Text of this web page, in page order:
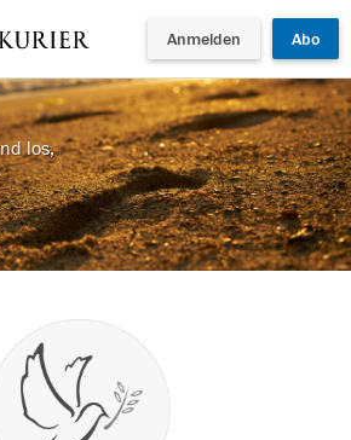
Anmelden Abo
los,